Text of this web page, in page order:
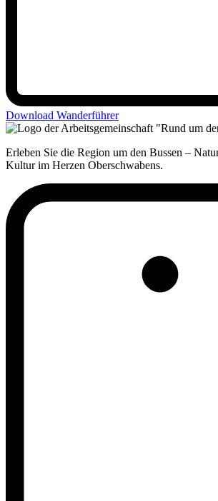
Download Wanderführer
Erleben Sie die Region um den Bussen –
Kultur im Herzen Oberschwabens.